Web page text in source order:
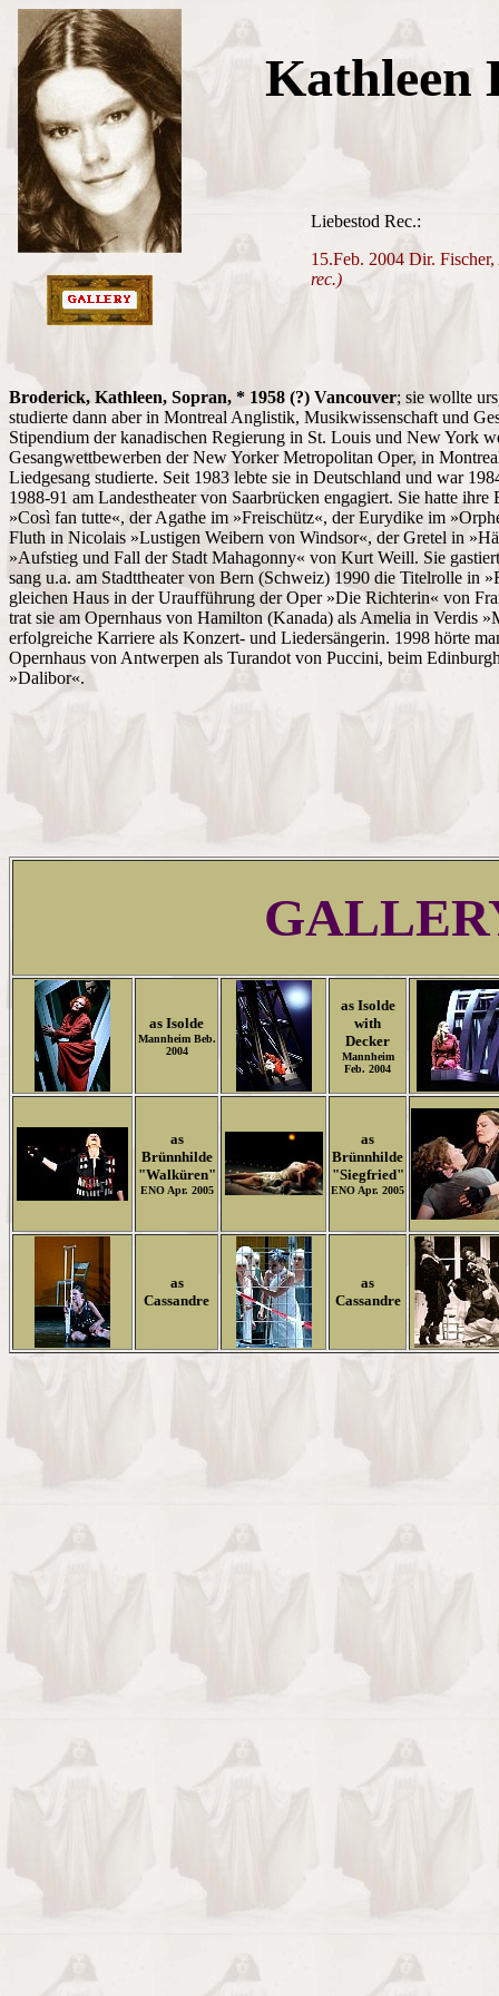
Kathleen
Liebestod Rec.:
15.Feb. 2004 Dir.
rec.)
Broderick, Kathleen, Sopran, * 1958 (?) Vancouver; sie wollte
studierte dann aber in Montreal Anglistik, Musikwissenschaft und
Stipendium der kanadischen Regierung in St. Louis und New York
Gesangwettbewerben der New Yorker Metropolitan Oper, in
Liedgesang studierte. Seit 1983 lebte sie in Deutschland und war
1988-91 am Landestheater von Saarbrücken engagiert. Sie hatte
»Così fan tutte«, der Agathe im »Freischütz«, der Eurydike im
Fluth in Nicolais »Lustigen Weibern von Windsor«, der Gretel in
»Aufstieg und Fall der Stadt Mahagonny« von Kurt Weill. Sie
sang u.a. am Stadttheater von Bern (Schweiz) 1990 die Titelrolle in
gleichen Haus in der Uraufführung der Oper »Die Richterin« von
trat sie am Opernhaus von Hamilton (Kanada) als Amelia in Verdis
erfolgreiche Karriere als Konzert- und Liedersängerin. 1998 hörte
Opernhaus von Antwerpen als Turandot von Puccini, beim
»Dalibor«.
as Isolde
Mannheim Beb.
2004
as Isolde
with
Decker
Mannheim
Feb. 2004
as
Brünnhilde
"Walküren"
ENO Apr. 2005
as
Brünnhilde
"Siegfried"
ENO Apr. 2005
as
Cassandre
as
Cassandre